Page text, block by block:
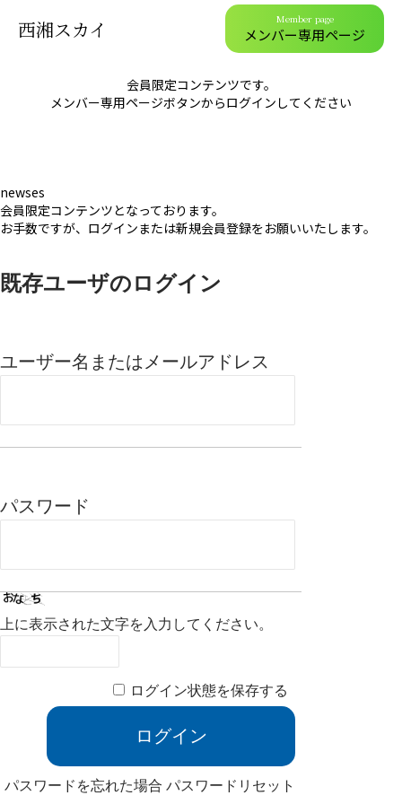
西湘スカイ Member page
メンバー専用ページ
会員限定コンテンツです。
メンバー専用ページボタンからログインしてください
newses
会員限定コンテンツとなっております。
お手数ですが、ログインまたは新規会員登録をお願いいたします。
既存ユーザのログイン
ユーザー名またはメールアドレス
パスワード
上に表示された文字を入力してください。
ログイン状態を保存する
パスワードを忘れた場合パスワードリセット